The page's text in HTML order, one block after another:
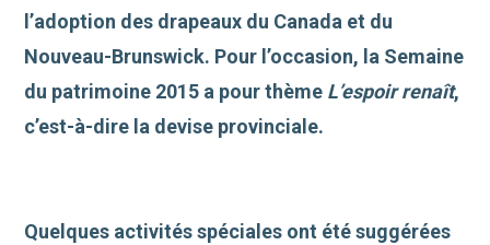
l’adoption des drapeaux du Canada et du
Nouveau-Brunswick. Pour l’occasion, la Semaine
du patrimoine 2015 a pour thème L’espoir renaît,
c’est-à-dire la devise provinciale.
Quelques activités spéciales ont été suggérées